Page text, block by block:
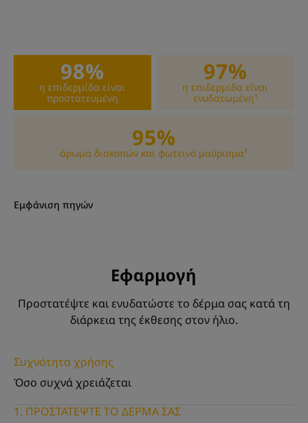
Υφή
Οφέλη της υφής
Άρωμα της σύνθεσης
98%
η επιδερμίδα είναι
προστατευμένη
97%
η επιδερμίδα είναι
ενυδατωμένη¹
95%
άρωμα διακοπών και φωτεινό μαύρισμα¹
Εμφάνιση πηγών
Εφαρμογή
Προστατέψτε και ενυδατώστε το δέρμα σας κατά τη
διάρκεια της έκθεσης στον ήλιο.
Συχνότητα χρήσης
Όσο συχνά χρειάζεται
1. ΠΡΟΣΤΑΤΕΨΤΕ ΤΟ ΔΕΡΜΑ ΣΑΣ